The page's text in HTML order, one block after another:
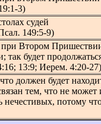
3)
судей
149:5-9)
Втором
так будет
13:9; Иерем. 4:20-27)
должен будет
тем, что не
потому